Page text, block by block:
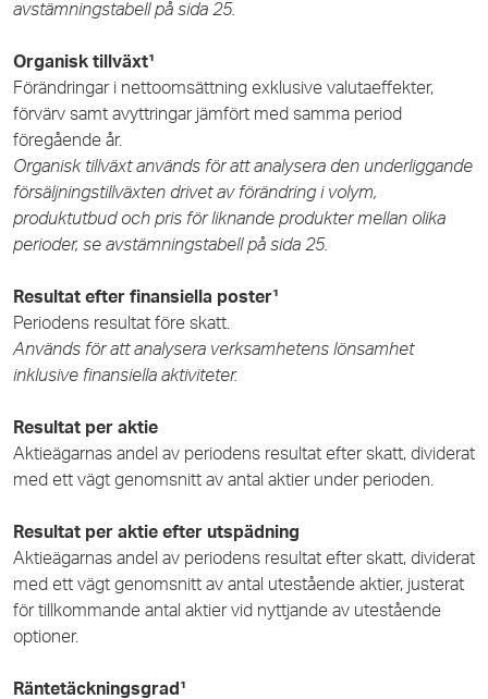
avstämningstabell på sida 25.
Organisk tillväxt¹
Förändringar i nettoomsättning exklusive valutaeffekter,
förvärv samt avyttringar jämfört med samma period
föregående år.
Organisk tillväxt används för att analysera den underliggande
försäljningstillväxten drivet av förändring i volym,
produktutbud och pris för liknande produkter mellan olika
perioder, se avstämningstabell på sida 25.
Resultat efter finansiella poster¹
Periodens resultat före skatt.
Används för att analysera verksamhetens lönsamhet
inklusive finansiella aktiviteter.
Resultat per aktie
Aktieägarnas andel av periodens resultat efter skatt, dividerat
med ett vägt genomsnitt av antal aktier under perioden.
Resultat per aktie efter utspädning
Aktieägarnas andel av periodens resultat efter skatt, dividerat
med ett vägt genomsnitt av antal utestående aktier, justerat
för tillkommande antal aktier vid nyttjande av utestående
optioner.
Räntetäckningsgrad¹